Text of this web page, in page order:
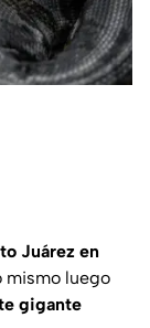
Juárez en
mismo luego
gigante